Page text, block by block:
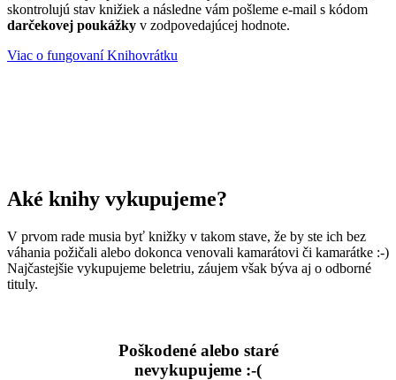
skontrolujú stav knižiek a následne vám pošleme e-mail s kódom
darčekovej poukážky v zodpovedajúcej hodnote.
Viac o fungovaní Knihovrátku
Aké knihy vykupujeme?
V prvom rade musia byť knižky v takom stave, že by ste ich bez
váhania požičali alebo dokonca venovali kamarátovi či kamarátke :-)
Najčastejšie vykupujeme beletriu, záujem však býva aj o odborné
tituly.
Poškodené alebo staré
nevykupujeme :-(